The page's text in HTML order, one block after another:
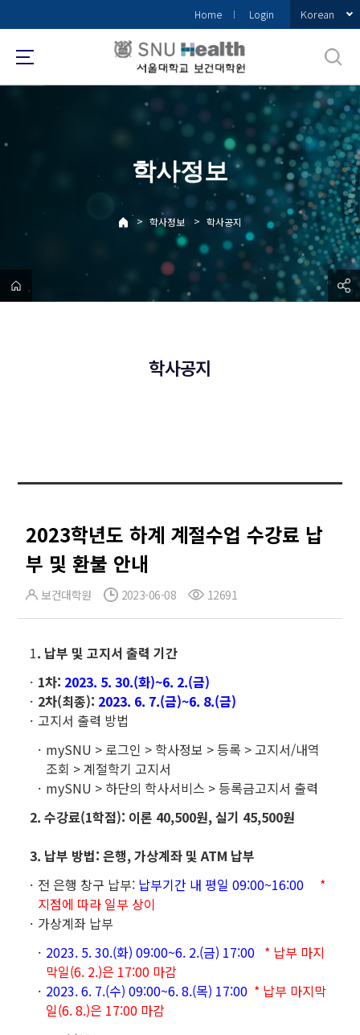
로
메
Home Login Korean
학사정보
> 학사정보 > 학사공지
학사공지
2023학년도 하계 계절수업 수강료 납
부 및 환불 안내
보건대학원 2023-06-08 12691
1. 납부 및 고지서 출력 기간
1차: 2023. 5. 30.(화)~6. 2.(금)
2차(최종): 2023. 6. 7.(금)~6. 8.(금)
고지서 출력 방법
mySNU > 로그인 > 학사정보 > 등록 > 고지서/내역
조회 > 계절학기 고지서
mySNU > 하단의 학사서비스 > 등록금고지서 출력
2. 수강료(1학점): 이론 40,500원, 실기 45,500원
3. 납부 방법: 은행, 가상계좌 및 ATM 납부
전 은행 창구 납부: 납부기간 내 평일 09:00~16:00
*
지점에 따라 일부 상이
가상계좌 납부
2023. 5. 30.(화) 09:00~6. 2.(금) 17:00 * 납부 마지
막일(6. 2.)은 17:00 마감
2023. 6. 7.(수) 09:00~6. 8.(목) 17:00 * 납부 마지막
일(6. 8.)은 17:00 마감